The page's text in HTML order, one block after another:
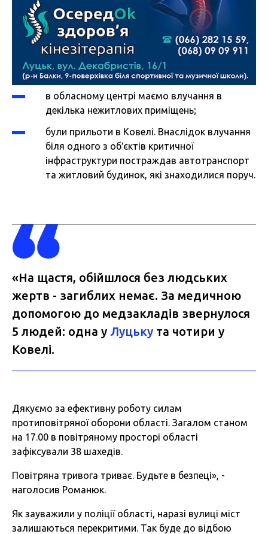
в обласному центрі маємо влучання в
декілька нежитлових приміщень;
були прильоти в Ковелі. Внаслідок влучання
біля одного з об′єктів критичної
інфраструктури постраждав автотранспорт
та житловий будинок, які знаходилися поруч.
«На щастя, обійшлося без людських
жертв - загиблих немає. За медичною
допомогою до медзакладів звернулося
5 людей: одна у Луцьку та чотири у
Ковелі.
Дякуємо за ефективну роботу силам
протиповітряної оборони області. Загалом станом
на 17.00 в повітряному просторі області
зафіксували 38 шахедів.
Повітряна тривога триває. Будьте в безпеці», -
наголосив Романюк.
Як зауважили у поліції області, наразі вулиці міст
залишаються перекритими. Так буде до відбою